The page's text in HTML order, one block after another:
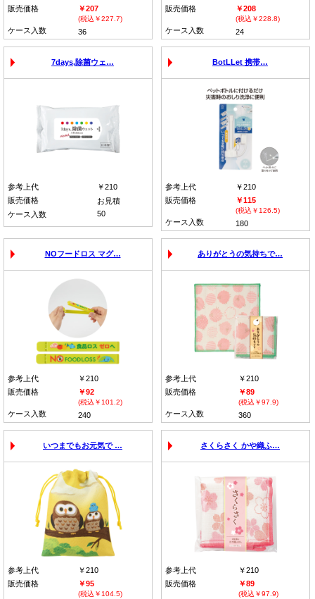
販売価格
￥207
(税込￥227.7)
ケース入数 36
販売価格
￥208
(税込￥228.8)
ケース入数 24
7days,除菌ウェ…
参考上代
￥210
販売価格
お見積
ケース入数
50
BotLLet 携帯…
参考上代
￥210
販売価格
￥115
(税込￥126.5)
ケース入数 180
NOフードロス マグ…
参考上代
￥210
販売価格
￥92
(税込￥101.2)
ケース入数 240
ありがとうの気持ちで…
参考上代
￥210
販売価格
￥89
(税込￥97.9)
ケース入数 360
いつまでもお元気で …
参考上代
￥210
販売価格
￥95
(税込￥104.5)
さくらさく かや織ふ…
参考上代
￥210
販売価格
￥89
(税込￥97.9)